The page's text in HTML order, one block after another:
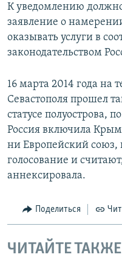
К уведомлению
заявление о
оказывать услуги в
законодательством
16 марта 2014 года на
Севастополя прошел
статусе полуострова,
Россия включила
ни Европейский
голосование и
аннексировала.
Поделиться
ЧИТАЙТЕ